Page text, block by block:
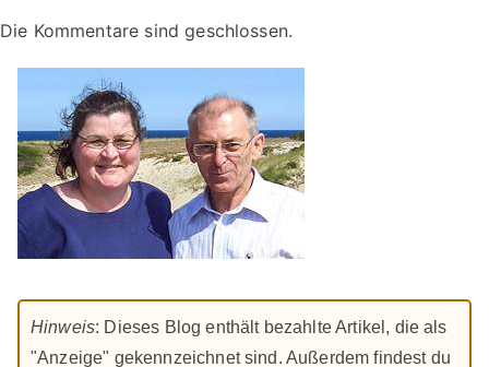
Die Kommentare sind geschlossen.
Hinweis: Dieses Blog enthält bezahlte Artikel, die als
"Anzeige" gekennzeichnet sind. Außerdem findest du